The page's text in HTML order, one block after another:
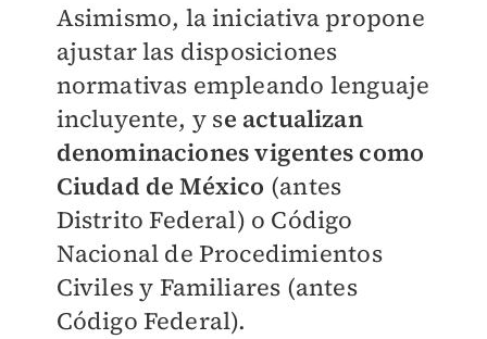
Asimismo, la iniciativa propone
ajustar las disposiciones
normativas empleando lenguaje
incluyente, y se actualizan
denominaciones vigentes como
Ciudad de México (antes
Distrito Federal) o Código
Nacional de Procedimientos
Civiles y Familiares (antes
Código Federal).